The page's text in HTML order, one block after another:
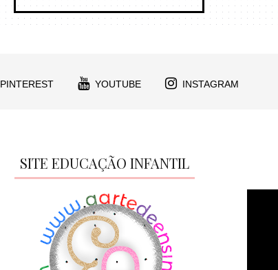
PINTEREST YOUTUBE INSTAGRAM
SITE EDUCAÇÃO INFANTIL